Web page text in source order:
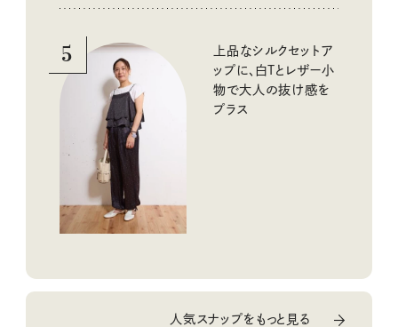
5
上品なシルクセットア
ップに、白Tとレザー小
物で大人の抜け感を
プラス
人気スナップをもっと見る